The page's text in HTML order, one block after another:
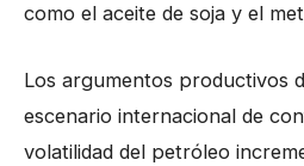
como el aceite de soja y el
Los argumentos productivos
escenario internacional de
volatilidad del petróleo